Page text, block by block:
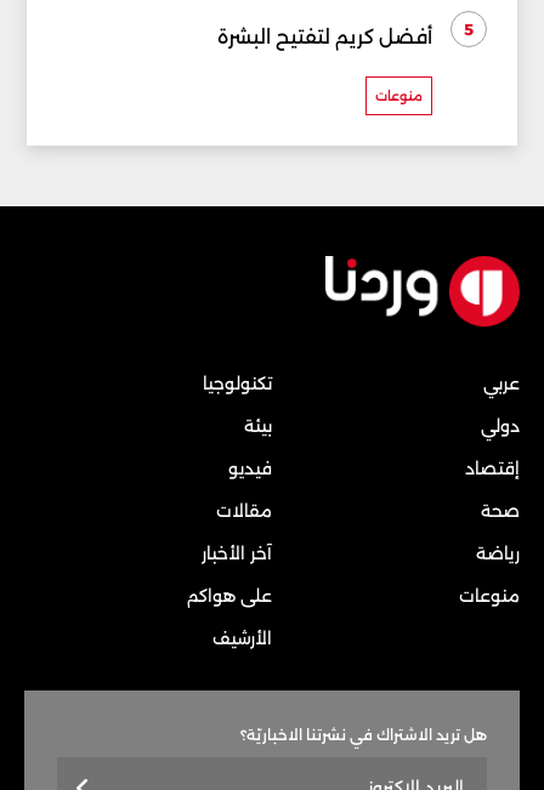
5 أفضل كريم لتفتيح البشرة
منوعات
عربي
دولي
إقتصاد
صحة
رياضة
منوعات
تكنولوجيا
بيئة
فيديو
مقالات
آخر الأخبار
على هواكم
الأرشيف
هل تريد الاشتراك في نشرتنا الاخباريّة؟